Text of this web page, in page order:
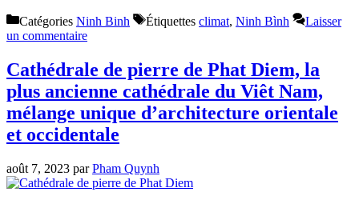
Catégories Ninh Binh Étiquettes climat, Ninh Bình
Laisser
un commentaire
Cathédrale de pierre de Phat Diem, la
plus ancienne cathédrale du Viêt Nam,
mélange unique d’architecture orientale
et occidentale
août 7, 2023 parPham Quynh